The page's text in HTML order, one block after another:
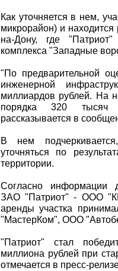
Как уточняется в нем,
микрорайон) и
на-Дону, где
комплекса "Западные
"По предварительной
инженерной
миллиардов рублей. На
порядка 320 тысяч
рассказывается в
В нем
уточняться по
территории.
Согласно информации
ЗАО "Патриот" - ООО
аренды участка
"МастерКом", ООО
"Патриот" стал
миллиона рублей при
отмечается в пресс-